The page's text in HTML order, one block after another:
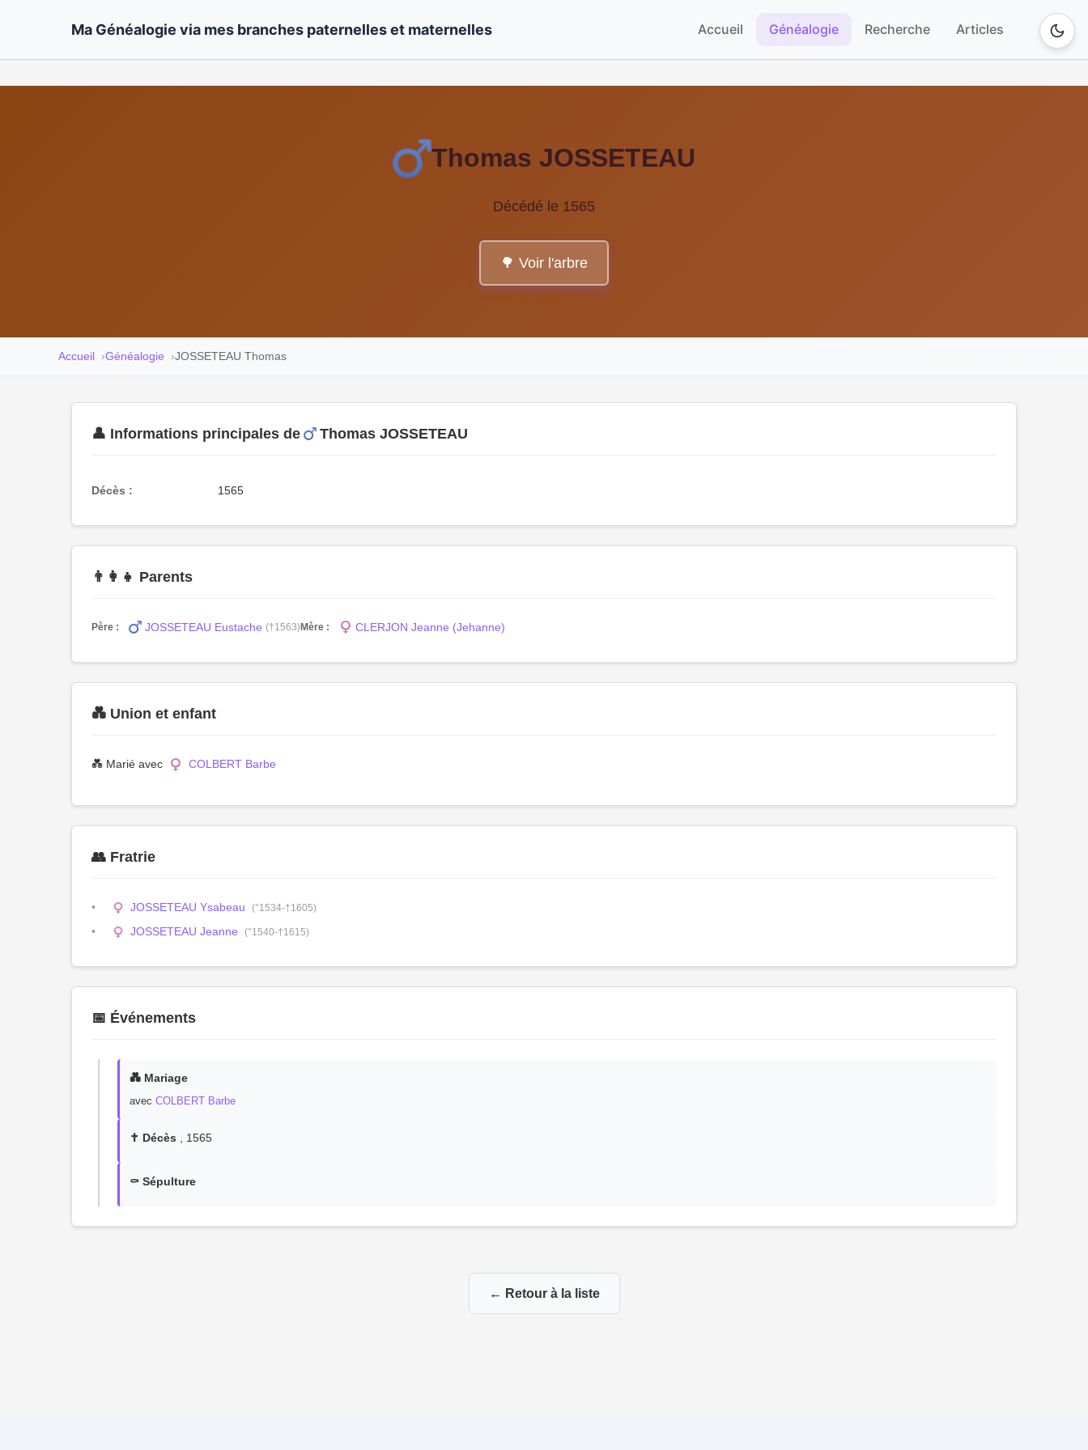
Ma Généalogie via mes branches paternelles et maternelles Accueil Généalogie Recherche Articles
Thomas JOSSETEAU
Décédé le 1565
🌳 Voir l'arbre
Accueil Généalogie JOSSETEAU Thomas
👤 Informations principales de Thomas JOSSETEAU
Décès : 1565
👨‍👩‍👧 Parents
Père : JOSSETEAU Eustache (†1563)Mère : CLERJON Jeanne (Jehanne)
💑 Union et enfant
💑 Marié avec COLBERT Barbe
👥 Fratrie
JOSSETEAU Ysabeau (°1534-†1605)
JOSSETEAU Jeanne (°1540-†1615)
📅 Événements
💑 Mariage
avec COLBERT Barbe
✝️ Décès , 1565
⚰️ Sépulture
← Retour à la liste